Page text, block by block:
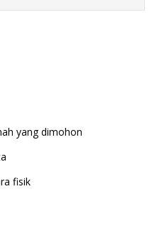
yang dimohon
fisik